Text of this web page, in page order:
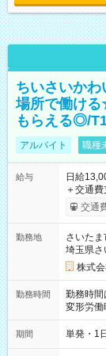
ちいさいか
場所で働け
もらえる◎/
アルバイト 職種
給与
日給
＋交通費支給 ★交通費全額支給！ ┗案件
いOK！
ンビニ
交通
勤務地
さいたま
埼玉県さ
株式
勤務時間
勤務時間
変形労働時間
～21：00
期間 単発・1